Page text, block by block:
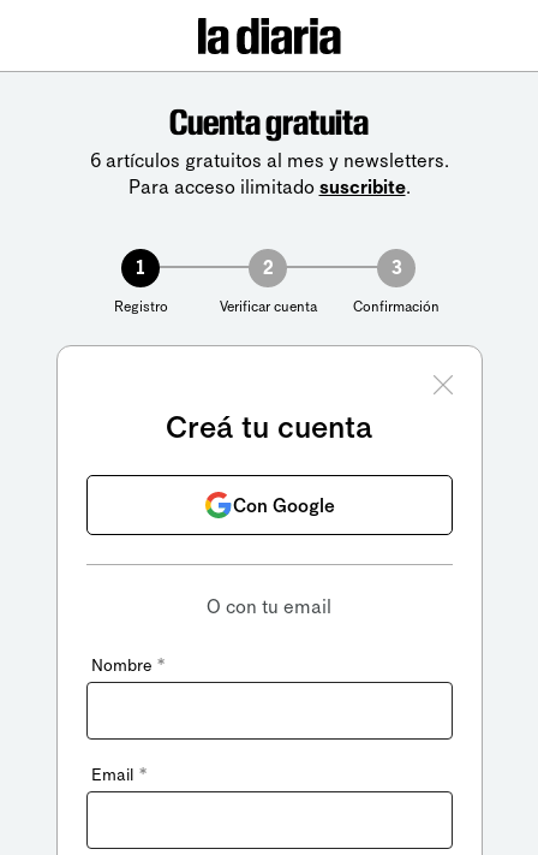
Cuenta gratuita
6 artículos gratuitos al mes y newsletters.
Para acceso ilimitado suscribite.
1
Registro
2
Verificar cuenta
3
Confirmación
Creá tu cuenta
Con Google
O con tu email
Nombre *
Email *